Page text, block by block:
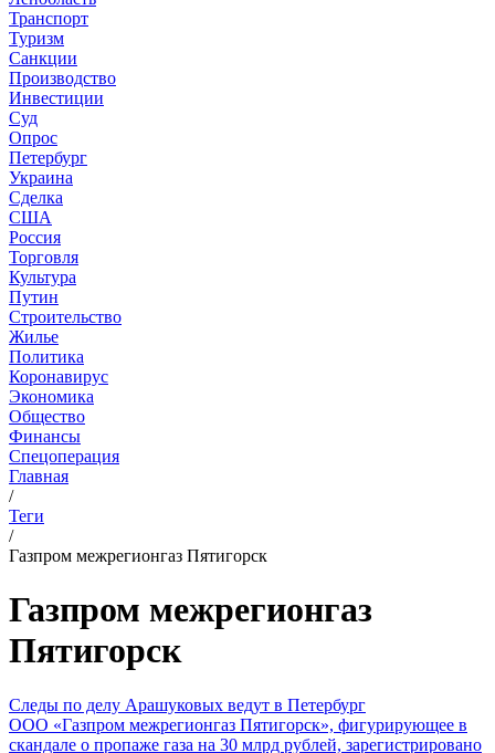
Транспорт
Туризм
Санкции
Производство
Инвестиции
Суд
Опрос
Петербург
Украина
Сделка
США
Россия
Торговля
Культура
Путин
Строительство
Жилье
Политика
Коронавирус
Экономика
Общество
Финансы
Спецоперация
Главная
/
Теги
/
Газпром межрегионгаз Пятигорск
Газпром межрегионгаз
Пятигорск
Следы по делу Арашуковых ведут в Петербург
ООО «Газпром межрегионгаз Пятигорск», фигурирующее в
скандале о пропаже газа на 30 млрд рублей, зарегистрировано